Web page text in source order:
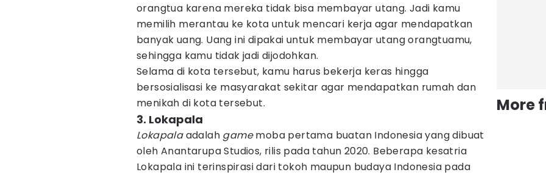
orangtua karena mereka tidak bisa membayar utang. Jadi kamu
memilih merantau ke kota untuk mencari kerja agar mendapatkan
banyak uang. Uang ini dipakai untuk membayar utang orangtuamu,
sehingga kamu tidak jadi dijodohkan.
Selama di kota tersebut, kamu harus bekerja keras hingga
bersosialisasi ke masyarakat sekitar agar mendapatkan rumah dan
menikah di kota tersebut.
3. Lokapala
Lokapalaadalah gamemoba pertama buatan Indonesia yang dibuat
oleh Anantarupa Studios, rilis pada tahun 2020. Beberapa kesatria
Lokapala ini terinspirasi dari tokoh maupun budaya Indonesia pada
More